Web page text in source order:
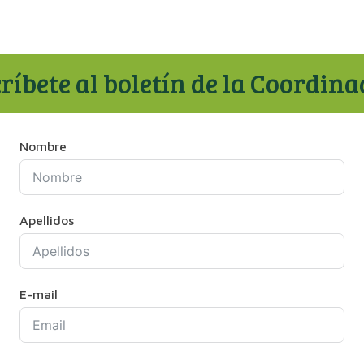
al boletín de la
Nombre
Apellidos
E-mail